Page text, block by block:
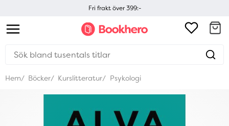
Fri frakt över 399:-
Hem Böcker Kurslitteratur Psykologi